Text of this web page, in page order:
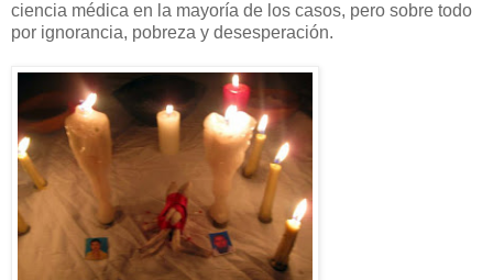
ciencia médica en la mayoría de los casos, pero sobre todo
por ignorancia, pobreza y desesperación.